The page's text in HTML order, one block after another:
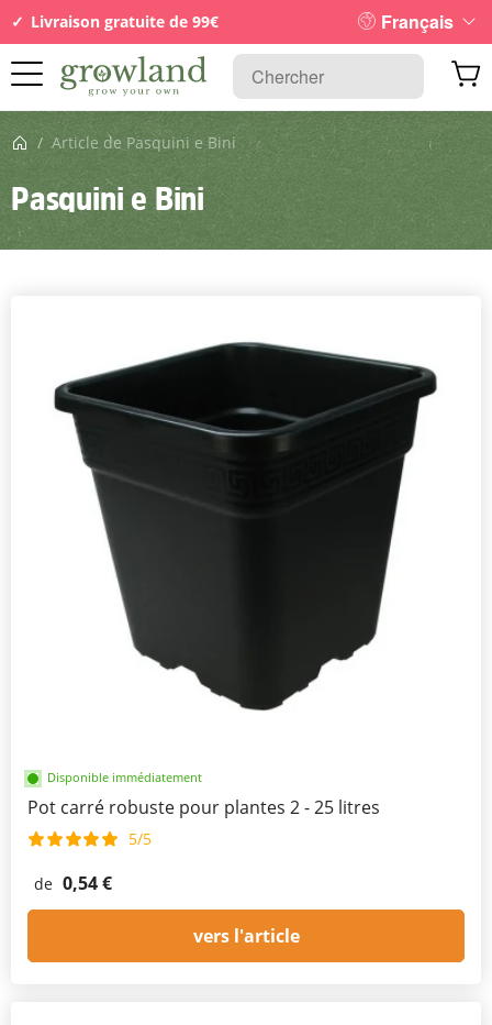
Livraison gratuite de 99€ Français
Page d’accueil
/ Article de Pasquini e Bini
Pasquini e Bini
Disponible immédiatement
Pot carré robuste pour plantes 2 - 25 litres
5/5
de 0,54 €
vers l'article